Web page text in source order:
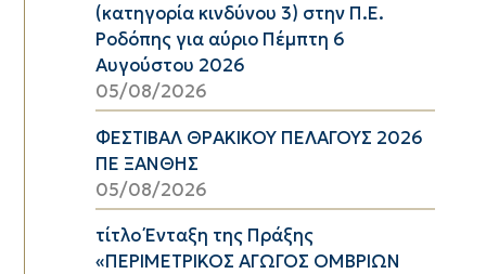
(κατηγορία κινδύνου 3) στην Π.Ε.
Ροδόπης για αύριο Πέμπτη 6
Αυγούστου 2026
05/08/2026
ΦΕΣΤΙΒΑΛ ΘΡΑΚΙΚΟΥ ΠΕΛΑΓΟΥΣ 2026
ΠΕ ΞΑΝΘΗΣ
05/08/2026
τίτλο Ένταξη της Πράξης
«ΠΕΡΙΜΕΤΡΙΚΟΣ ΑΓΩΓΟΣ ΟΜΒΡΙΩΝ